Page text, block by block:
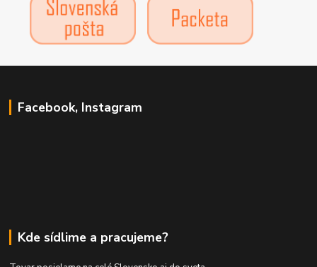
Facebook, Instagram
Kde sídlime a pracujeme?